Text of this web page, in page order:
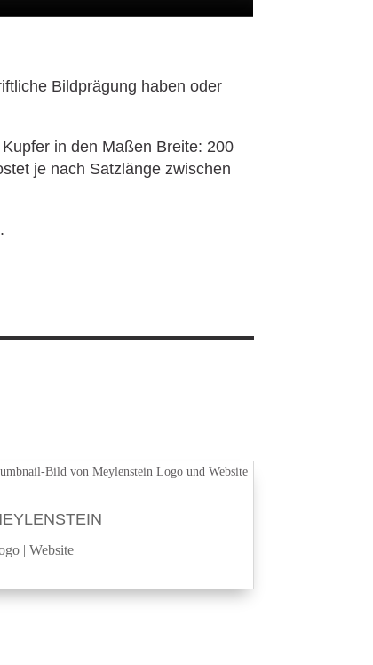
Bildprägung haben oder
in den Maßen Breite: 200
je nach Satzlänge zwischen
| Website